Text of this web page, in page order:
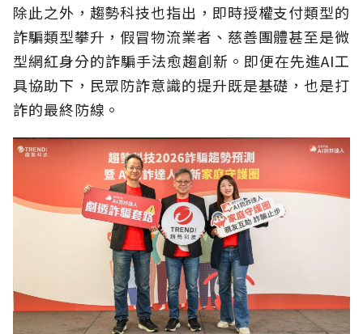
除此之外，趨勢科技也指出，即時授權支付類型的
詐騙類型攀升，假冒物流業者、慈善團體甚至是微
型網紅身分的詐騙手法愈趨創新。即便在先進AI工
具協助下，民眾防詐意識的提升既是基礎，也是打
詐的最終防線。